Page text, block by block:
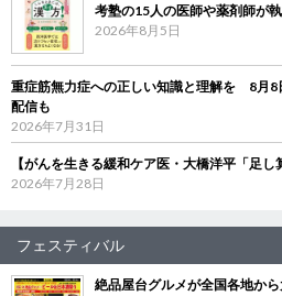
考塾の15人の医師や薬剤師が
2026年8月5日
重症筋無力症への正しい知識と理解を 8月8
配信も
2026年7月31日
【がんを生きる緩和ケア医・大橋洋平「足
2026年7月28日
フェスティバル
絶品屋台グルメが全国各地か